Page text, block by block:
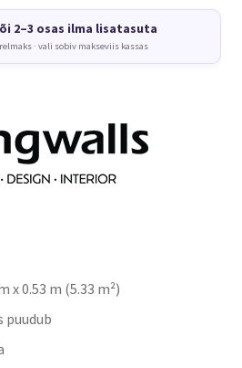
2–3 osas ilma lisatasuta
· vali sobiv makseviis kassas
x 0.53 m (5.33 m²)
puudub